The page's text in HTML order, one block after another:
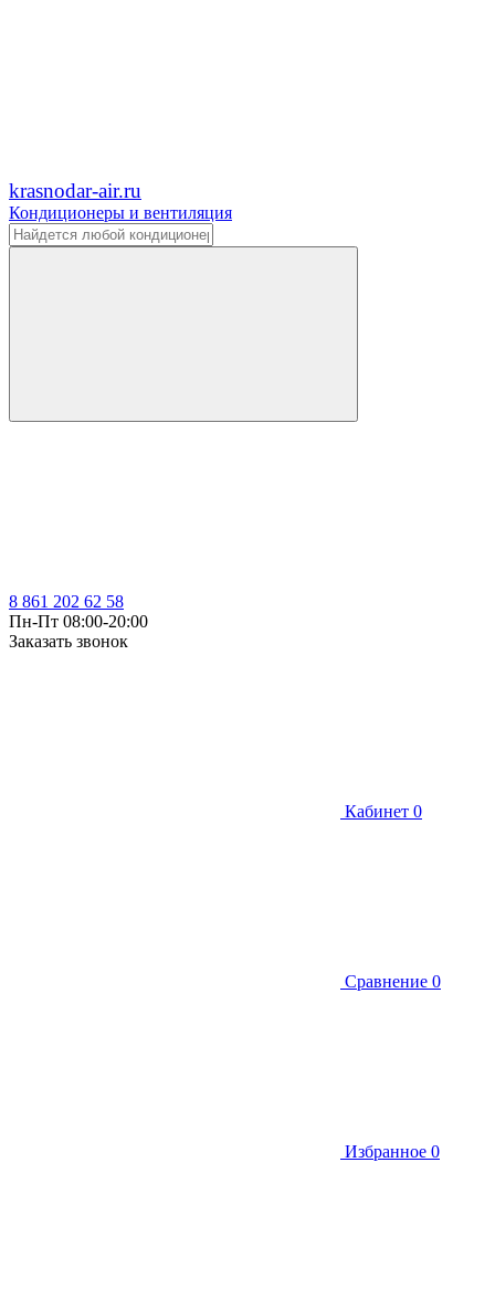
krasnodar-air.ru
Кондиционеры и вентиляция
8 861 202 62 58
Пн-Пт 08:00-20:00
Заказать звонок
Кабинет 0
Сравнение 0
Избранное 0